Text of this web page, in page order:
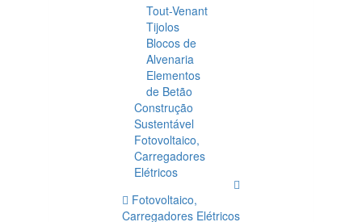
Tout-Venant
Tijolos
Blocos de
Alvenaria
Elementos
de Betão
Construção
Sustentável
Fotovoltaico,
Carregadores
Elétricos
Fotovoltaico,
Carregadores Elétricos